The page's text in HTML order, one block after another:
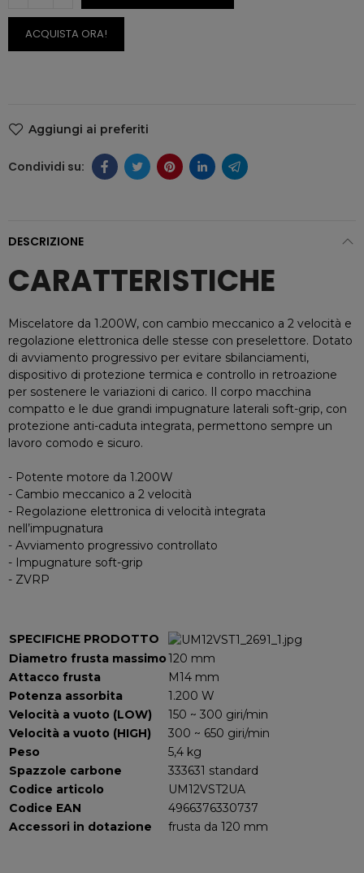
ACQUISTA ORA!
Aggiungi ai preferiti
DESCRIZIONE
CARATTERISTICHE
Miscelatore da 1.200W, con cambio meccanico a 2 velocità e
regolazione elettronica delle stesse con preselettore. Dotato
di avviamento progressivo per evitare sbilanciamenti,
dispositivo di protezione termica e controllo in retroazione
per sostenere le variazioni di carico. Il corpo macchina
compatto e le due grandi impugnature laterali soft-grip, con
protezione anti-caduta integrata, permettono sempre un
lavoro comodo e sicuro.
- Potente motore da 1.200W
- Cambio meccanico a 2 velocità
- Regolazione elettronica di velocità integrata
nell’impugnatura
- Avviamento progressivo controllato
- Impugnature soft-grip
- ZVRP
SPECIFICHE PRODOTTO
Diametro frusta massimo120 mm
Attacco frusta
M14 mm
Potenza assorbita
1.200 W
Velocità a vuoto (LOW)
150 ~ 300 giri/min
Velocità a vuoto (HIGH)
300 ~ 650 giri/min
Peso
5,4 kg
Spazzole carbone
333631 standard
Codice articolo
UM12VST2UA
Codice EAN
4966376330737
Accessori in dotazione
frusta da 120 mm